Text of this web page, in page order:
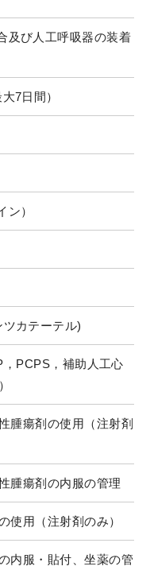
及び人工呼吸器の装着
7日間）
）
カテーテル)
PCPS，補助人工心
瘍剤の使用（注射剤
瘍剤の内服の管理
用（注射剤のみ）
服・貼付、坐薬の管